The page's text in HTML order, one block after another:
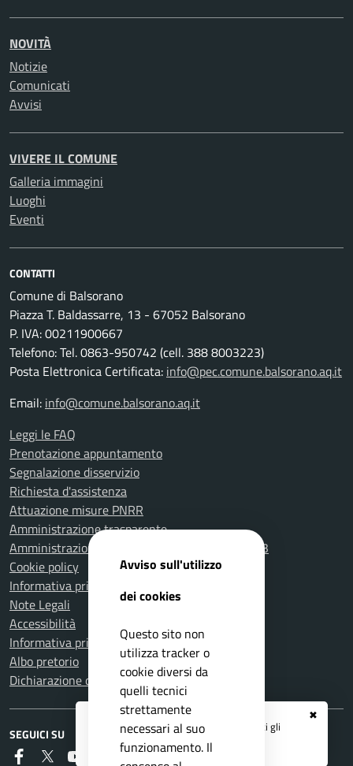
✖
Registrati ai serviziAPP IO
e ricevi tutti gli
aggiornamenti dall'Ente
NOVITÀ
Notizie
Comunicati
Avvisi
VIVERE IL COMUNE
Galleria immagini
Luoghi
Eventi
CONTATTI
Comune di Balsorano
Piazza T. Baldassarre, 13 - 67052 Balsorano
P. IVA: 00211900667
Telefono: Tel. 0863-950742 (cell. 388 8003223)
Posta Elettronica Certificata: info@pec.comune.balsorano.aq.it
Email: info@comune.balsorano.aq.it
Leggi le FAQ
Prenotazione appuntamento
Segnalazione disservizio
Richiesta d'assistenza
Attuazione misure PNRR
Amministrazione trasparente
Amministrazione Trasparente fino al 31.12.2023
Cookie policy
Informativa privacy
Note Legali
Accessibilità
Informativa privacy Videosorveglianza
Albo pretorio
Dichiarazione di accessibilità
SEGUICI SU
FaceboookTwitter YoutubeRSS
Avviso sull'utilizzo
dei cookies
Questo sito non
utilizza tracker o
cookie diversi da
quelli tecnici
strettamente
necessari al suo
funzionamento. Il